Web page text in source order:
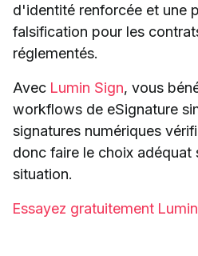
d'identité renforcée et une
falsification pour les
réglementés.
Avec Lumin Sign, vous
workflows de eSignature
signatures numériques
donc faire le choix adéquat
situation.
Essayez gratuitement